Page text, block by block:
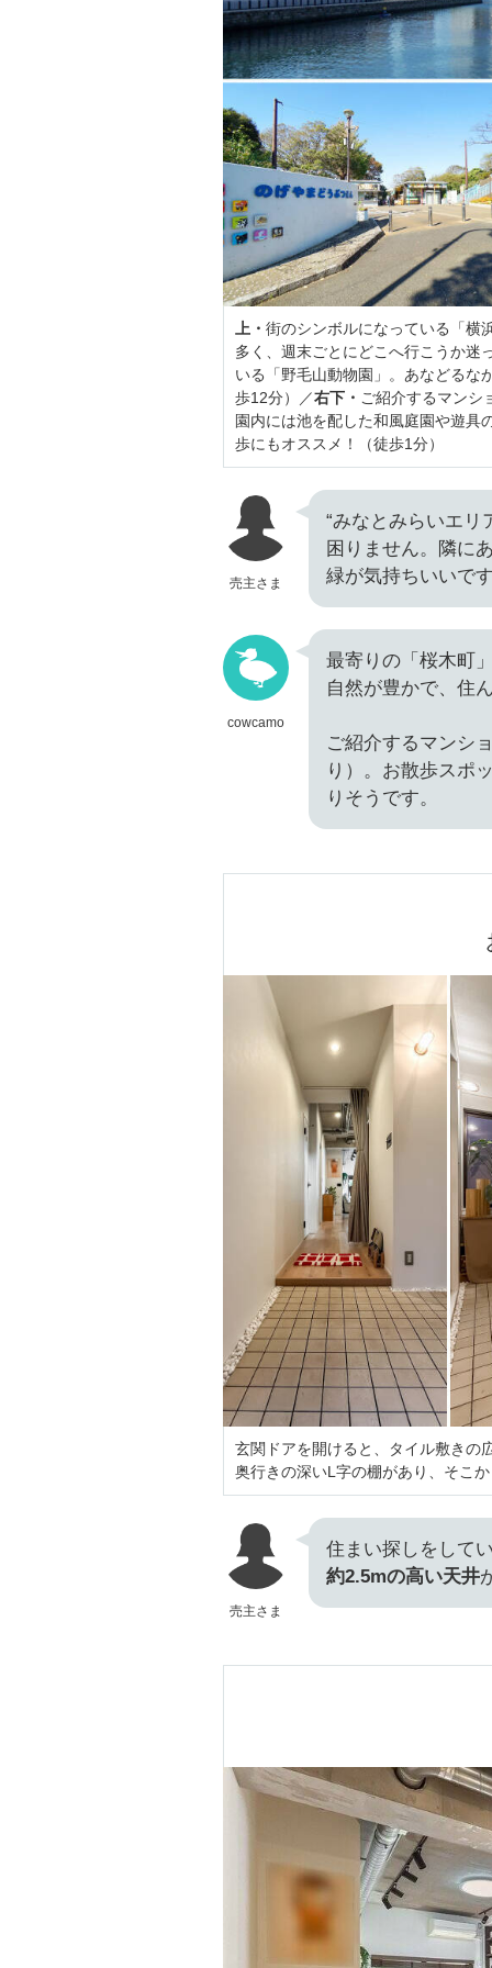
上・ 街のシンボルになっている「横
多く、週末ごとにどこへ行こうか迷
いる「野毛山動物園」。あなどるな
歩12分）／右下・ ご紹介するマンシ
園内には池を配した和風庭園や遊具
歩にもオススメ！（徒歩1分）
売主さま
“みなとみらいエリ
困りません。隣に
緑が気持ちいいで
cowcamo
最寄りの「桜木町
自然が豊かで、住
ご紹介するマンシ
り）。お散歩スポ
りそうです。
玄関ドアを開けると、タイル敷きの
奥行きの深いL字の棚があり、そこ
売主さま
住まい探しをして
約2.5mの高い天井